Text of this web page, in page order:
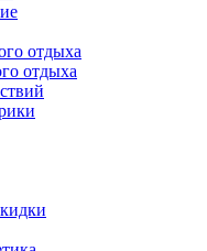
отдыха
отдыха